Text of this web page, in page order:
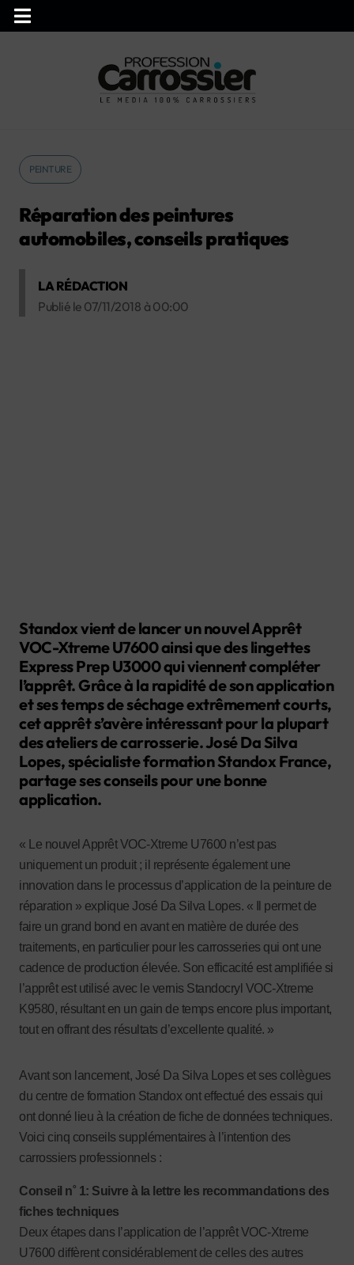
PEINTURE
Réparation des peintures
automobiles, conseils pratiques
LA RÉDACTION
Publié le 07/11/2018 à 00:00
Standox vient de lancer un nouvel Apprêt
VOC-Xtreme U7600 ainsi que des lingettes
Express Prep U3000 qui viennent compléter
l’apprêt. Grâce à la rapidité de son application
et ses temps de séchage extrêmement courts,
cet apprêt s’avère intéressant pour la plupart
des ateliers de carrosserie. José Da Silva
Lopes, spécialiste formation Standox France,
partage ses conseils pour une bonne
application.
« Le nouvel Apprêt VOC-Xtreme U7600 n’est pas
uniquement un produit ; il représente également une
innovation dans le processus d’application de la peinture de
réparation » explique José Da Silva Lopes. « Il permet de
faire un grand bond en avant en matière de durée des
traitements, en particulier pour les carrosseries qui ont une
cadence de production élevée. Son efficacité est amplifiée si
l’apprêt est utilisé avec le vernis Standocryl VOC-Xtreme
K9580, résultant en un gain de temps encore plus important,
tout en offrant des résultats d’excellente qualité. »
Avant son lancement, José Da Silva Lopes et ses collègues
du centre de formation Standox ont effectué des essais qui
ont donné lieu à la création de fiche de données techniques.
Voici cinq conseils supplémentaires à l’intention des
carrossiers professionnels :
Conseil n˚ 1: Suivre à la lettre les recommandations des
fiches techniques
Deux étapes dans l’application de l’apprêt VOC-Xtreme
U7600 diffèrent considérablement de celles des autres